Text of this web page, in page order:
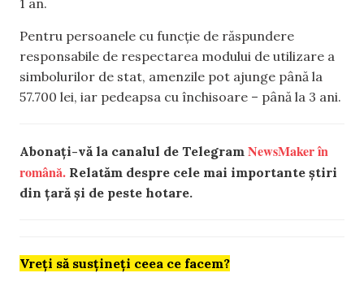
1 an.
Pentru persoanele cu funcție de răspundere
responsabile de respectarea modului de utilizare a
simbolurilor de stat, amenzile pot ajunge până la
57.700 lei, iar pedeapsa cu închisoare – până la 3 ani.
Abonați-vă la canalul de Telegram NewsMaker în
română. Relatăm despre cele mai importante știri
din țară și de peste hotare.
Vreți să susțineți ceea ce facem?